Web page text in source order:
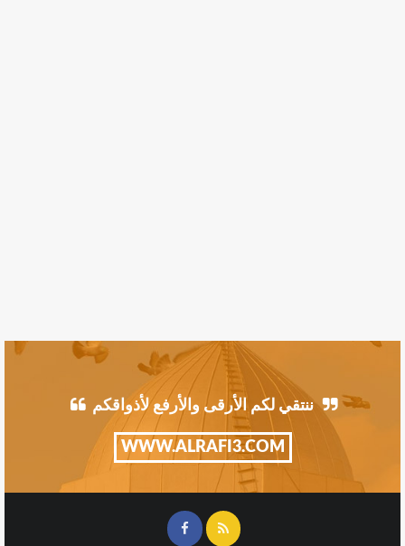
ننتقي لكم الأرقى والأرفع لأذواقكم
WWW.ALRAFI3.COM